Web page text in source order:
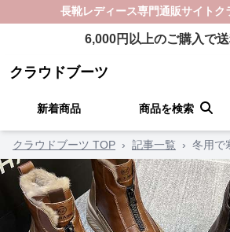
長靴レディース専門通販サイト ク
6,000円以上のご購入で
クラウドブーツ
新着商品 商品を検索
クラウドブーツ TOP › 記事一覧 › 冬用で